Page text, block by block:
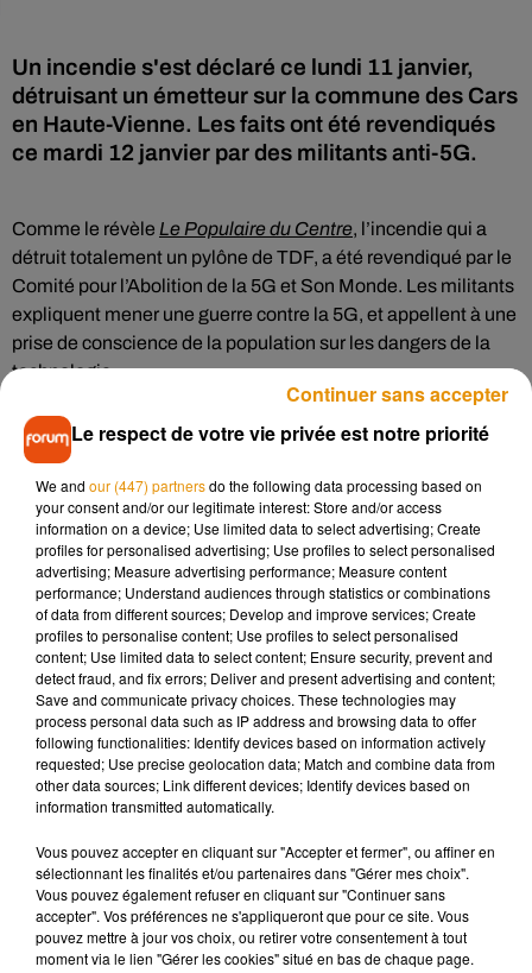
Un incendie s'est déclaré ce lundi 11 janvier,
détruisant un émetteur sur la commune des Cars
en Haute-Vienne. Les faits ont été revendiqués
ce mardi 12 janvier par des militants anti-5G.
Comme le révèle Le Populaire du Centre, l’incendie qui a
détruit totalement un pylône de TDF, a été revendiqué par le
Comité pour l’Abolition de la 5G et Son Monde. Les militants
expliquent mener une guerre contre la 5G, et appellent à une
prise de conscience de la population sur les dangers de la
technologie.
TDF a porté plainte. Une enquête a été ouverte pour faire la
lumière sur cette affaire. Pour rappel, une partie des
habitants de la Haute-Vienne et de la Charente se sont
retrouvés ce mardi matin privés de télévision et de radio.
Musique
7 août 2026
Madonna sort enfin le remix de « Love
Sensation » avec Kylie Minogue
7 août 2026
Angèle et Amélie Lens dévoilent leur
collaboration tant attendue
Le respect de votre vie privée est notre priorité
We and our (447) partnersdo the following data processing based on
your consent and/or our legitimate interest: Store and/or access
information on a device; Use limited data to select advertising; Create
profiles for personalised advertising; Use profiles to select personalised
advertising; Measure advertising performance; Measure content
performance; Understand audiences through statistics or combinations
of data from different sources; Develop and improve services; Create
profiles to personalise content; Use profiles to select personalised
content; Use limited data to select content; Ensure security, prevent and
detect fraud, and fix errors; Deliver and present advertising and content;
Save and communicate privacy choices. These technologies may
process personal data such as IP address and browsing data to offer
following functionalities: Identify devices based on information actively
requested; Use precise geolocation data; Match and combine data from
other data sources; Link different devices; Identify devices based on
information transmitted automatically.
Vous pouvez accepter en cliquant sur "Accepter et fermer", ou affiner en
sélectionnant les finalités et/ou partenaires dans "Gérer mes choix".
Vous pouvez également refuser en cliquant sur "Continuer sans
accepter". Vos préférences ne s'appliqueront que pour ce site. Vous
pouvez mettre à jour vos choix, ou retirer votre consentement à tout
moment via le lien "Gérer les cookies" situé en bas de chaque page.
Continuer sans accepter